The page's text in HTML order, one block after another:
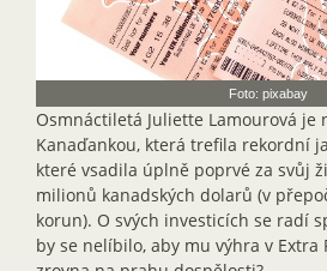
Foto: pixabay
Osmnáctiletá Juliette Lamourová je
Kanaďankou, která trefila rekordní
které vsadila úplně poprvé za svůj
milionů kanadských dolarů (v
korun). O svých investicích se radí
by se nelíbilo, aby mu výhra v Extra